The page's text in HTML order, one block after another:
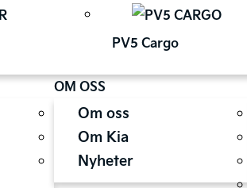
PV5 Cargo
OM OSS
Om oss
Om Kia
Nyheter